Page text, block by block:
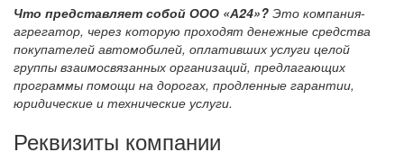
Что представляет собой ООО «А24»? Это компания-
агрегатор, через которую проходят денежные средства
покупателей автомобилей, оплативших услуги целой
группы взаимосвязанных организаций, предлагающих
программы помощи на дорогах, продленные гарантии,
юридические и технические услуги.
Реквизиты компании